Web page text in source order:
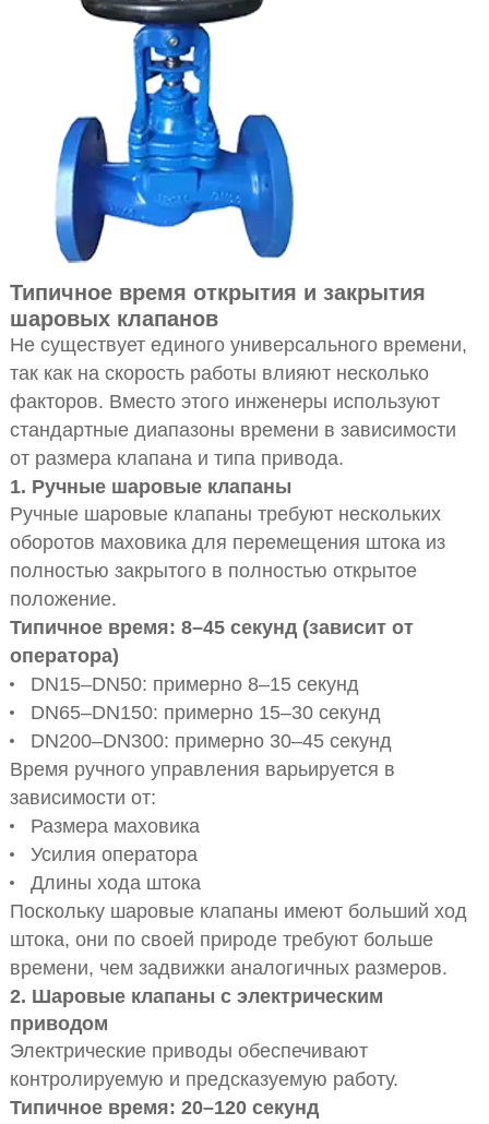
Типичное время открытия и закрытия
шаровых клапанов
Не существует единого универсального времени,
так как на скорость работы влияют несколько
факторов. Вместо этого инженеры используют
стандартные диапазоны времени в зависимости
от размера клапана и типа привода.
1. Ручные шаровые клапаны
Ручные шаровые клапаны требуют нескольких
оборотов маховика для перемещения штока из
полностью закрытого в полностью открытое
положение.
Типичное время: 8–45 секунд (зависит от
оператора)
DN15–DN50: примерно 8–15 секунд
DN65–DN150: примерно 15–30 секунд
DN200–DN300: примерно 30–45 секунд
Время ручного управления варьируется в
зависимости от:
Размера маховика
Усилия оператора
Длины хода штока
Поскольку шаровые клапаны имеют больший ход
штока, они по своей природе требуют больше
времени, чем задвижки аналогичных размеров.
2. Шаровые клапаны с электрическим
приводом
Электрические приводы обеспечивают
контролируемую и предсказуемую работу.
Типичное время: 20–120 секунд